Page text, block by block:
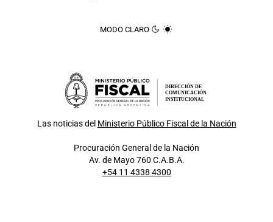
MODO CLARO
DIRECCIÓN DE
COMUNICACIÓN
INSTITUCIONAL
Las noticias del Ministerio Público Fiscal de la Nación
Procuración General de la Nación
Av. de Mayo 760 C.A.B.A.
+54 11 4338 4300